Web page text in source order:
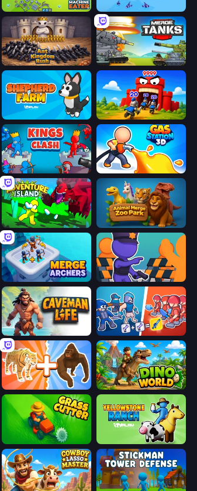
Machine Eater Fishland
Ant Kingdom Rush Merge Master Tanks: Tank Wars
Shepherd Farm TimeWarriors
Kings Clash Gas Station 3D
Adventure Island 2D Animal Merge Zoo Park
Merge Archers City Defense
Caveman Life
Animal DNA Run Dino World
Yellowstone Ranch